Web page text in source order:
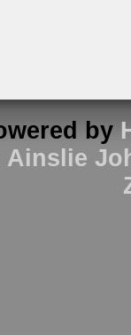
by
Ainslie